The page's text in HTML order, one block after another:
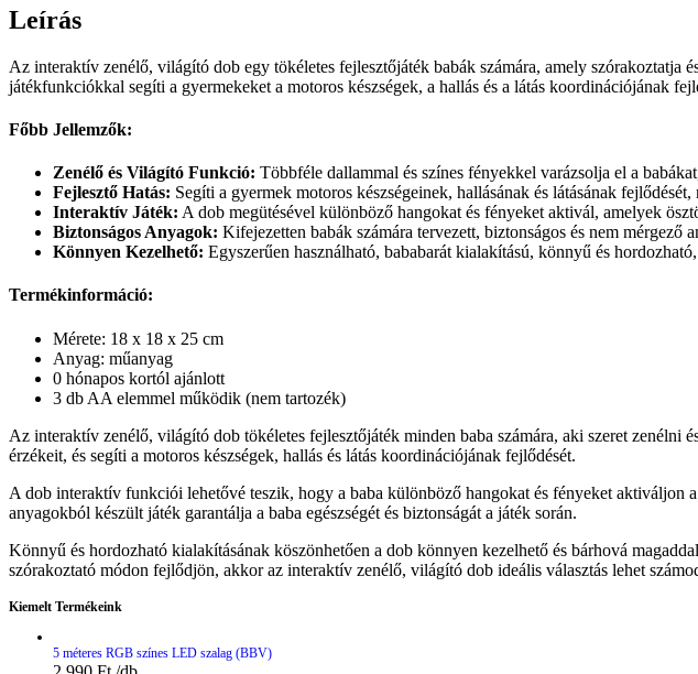
Leírás
Az interaktív zenélő, világító dob egy tökéletes fejlesztőjáték babák számára, amely
játékfunkciókkal segíti a gyermekeket a motoros készségek, a hallás és a látás koordinációjának
Főbb Jellemzők:
Zenélő és Világító Funkció: Többféle dallammal és színes fényekkel varázsolja el a
Fejlesztő Hatás: Segíti a gyermek motoros készségeinek, hallásának és látásának
Interaktív Játék: A dob megütésével különböző hangokat és fényeket aktivál, amelyek
Biztonságos Anyagok: Kifejezetten babák számára tervezett, biztonságos és nem mérgező
Könnyen Kezelhető: Egyszerűen használható, bababarát kialakítású, könnyű és
Termékinformáció:
Mérete: 18 x 18 x 25 cm
Anyag: műanyag
0 hónapos kortól ajánlott
3 db AA elemmel működik (nem tartozék)
Az interaktív zenélő, világító dob tökéletes fejlesztőjáték minden baba számára, aki szeret
érzékeit, és segíti a motoros készségek, hallás és látás koordinációjának fejlődését.
A dob interaktív funkciói lehetővé teszik, hogy a baba különböző hangokat és fényeket aktiváljon
anyagokból készült játék garantálja a baba egészségét és biztonságát a játék során.
Könnyű és hordozható kialakításának köszönhetően a dob könnyen kezelhető és bárhová
szórakoztató módon fejlődjön, akkor az interaktív zenélő, világító dob ideális választás lehet
Kiemelt Termékeink
5 méteres RGB színes LED szalag (BBV)